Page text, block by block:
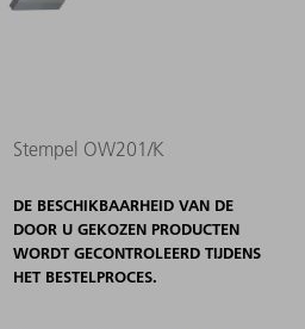
Stempel OW201/K
DE BESCHIKBAARHEID VAN DE
DOOR U GEKOZEN PRODUCTEN
WORDT GECONTROLEERD TIJDENS
HET BESTELPROCES.